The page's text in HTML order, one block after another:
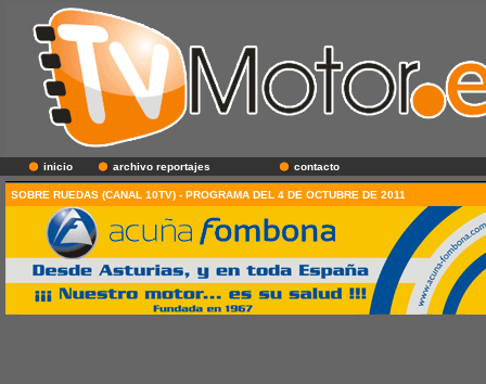
inicio archivo reportajes contacto
SOBRE RUEDAS (CANAL 10TV) - PROGRAMA DEL 4 DE OCTUBRE DE 2011